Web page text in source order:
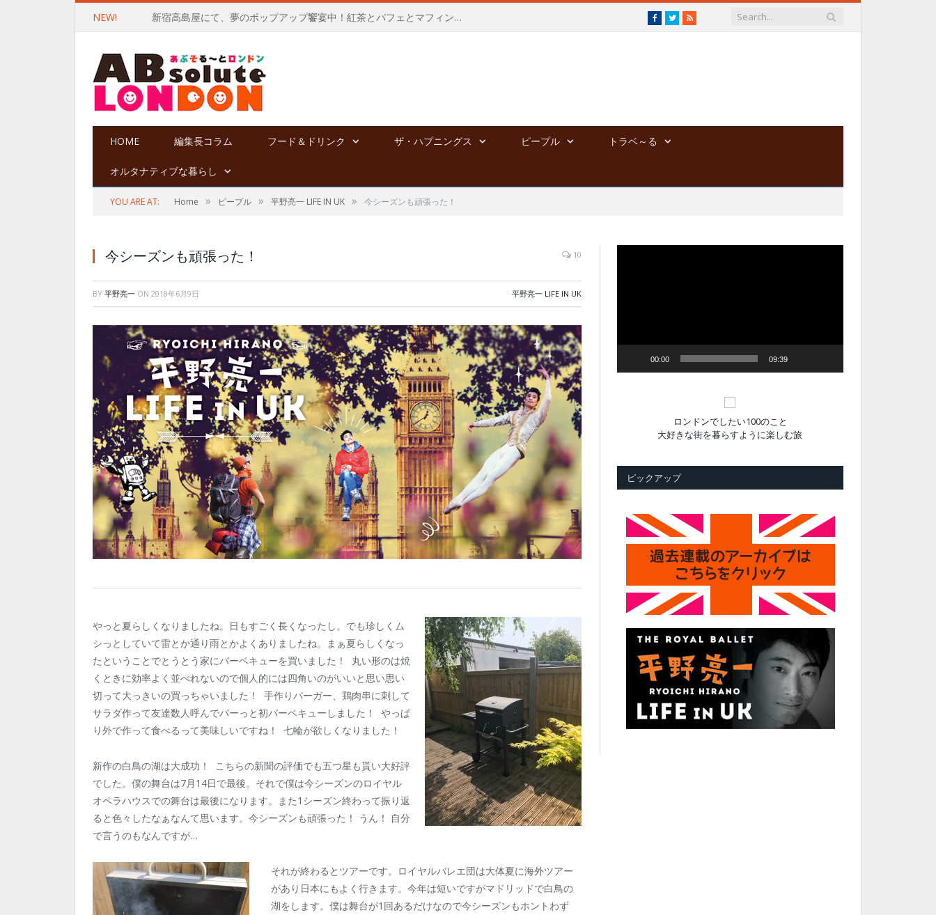
NEW! 新宿高島屋にて、夢のポップアップ饗宴中！紅茶とパフェとマフィンと⭐︎～8/4 Facebook
TwitterRSS
HOME 編集長コラム フード＆ドリンク ザ・ハプニングス ピープル トラベ～る
オルタナティブな暮らし
YOU ARE AT: Home » ピープル » 平野亮一 LIFE IN UK » 今シーズンも頑張った！
今シーズンも頑張った！ 10
BY 平野亮一 ON 2018年6月9日 平野亮一 LIFE IN UK
やっと夏らしくなりましたね。日もすごく長くなったし。でも珍しくム
シっとしていて雷とか通り雨とかよくありましたね。まぁ夏らしくなっ
たということでとうとう家にバーベキューを買いました！ 丸い形のは焼
くときに効率よく並べれないので個人的には四角いのがいいと思い思い
切って大っきいの買っちゃいました！ 手作りバーガー、鶏肉串に刺して
サラダ作って友達数人呼んでパーっと初バーベキューしました！ やっぱ
り外で作って食べるって美味しいですね！ 七輪が欲しくなりました！
新作の白鳥の湖は大成功！ こちらの新聞の評価でも五つ星も貰い大好評
でした。僕の舞台は7月14日で最後。それで僕は今シーズンのロイヤル
オペラハウスでの舞台は最後になります。また1シーズン終わって振り返
ると色々したなぁなんて思います。今シーズンも頑張った！ うん！ 自分
で言うのもなんですが…
それが終わるとツアーです。ロイヤルバレエ団は大体夏に海外ツアー
があり日本にもよく行きます。今年は短いですがマドリッドで白鳥の
湖をします。僕は舞台が1回あるだけなので今シーズンもホントわず
00:00 09:39
ロンドンでしたい100のこと
大好きな街を暮らすように楽しむ旅
ピックアップ